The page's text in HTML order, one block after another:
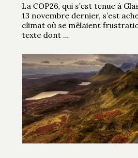
La COP26, qui s’est tenue à
13 novembre dernier, s’est
climat où se mêlaient
texte dont …